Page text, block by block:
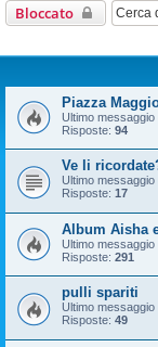
Bloccato
Piazza
Ultimo messaggio
Risposte: 94
Ve li
Ultimo messaggio
Risposte: 17
Album Aisha
Ultimo messaggio
Risposte: 291
pulli spariti
Ultimo messaggio
Risposte: 49